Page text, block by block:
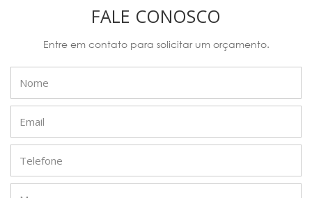
FALE CONOSCO
Entre em contato para solicitar um orçamento.